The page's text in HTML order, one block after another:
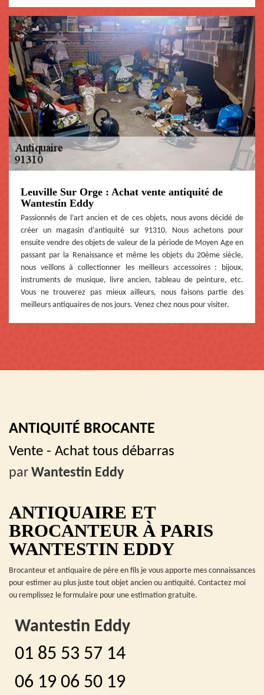
Leuville Sur Orge : Achat vente antiquité de
Wantestin Eddy
Passionnés de l’art ancien et de ces objets, nous avons décidé de
créer un magasin d’antiquité sur 91310. Nous achetons pour
ensuite vendre des objets de valeur de la période de Moyen Age en
passant par la Renaissance et même les objets du 20ème siècle,
nous veillons à collectionner les meilleurs accessoires : bijoux,
instruments de musique, livre ancien, tableau de peinture, etc.
Vous ne trouverez pas mieux ailleurs, nous faisons partie des
meilleurs antiquaires de nos jours. Venez chez nous pour visiter.
ANTIQUITÉ BROCANTE
Vente - Achat tous débarras
par Wantestin Eddy
ANTIQUAIRE ET
BROCANTEUR À PARIS
WANTESTIN EDDY
Brocanteur et antiquaire de père en fils je vous apporte mes connaissances
pour estimer au plus juste tout objet ancien ou antiquité. Contactez moi
ou remplissez le formulaire pour une estimation gratuite.
Wantestin Eddy
01 85 53 57 14
06 19 06 50 19